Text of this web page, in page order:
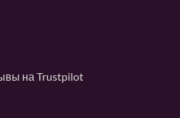
на Trustpilot